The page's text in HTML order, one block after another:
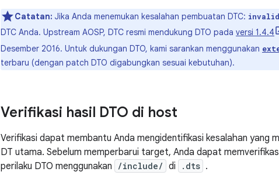
Catatan: Jika Anda menemukan kesalahan pembuatan DTC:
DTC Anda. Upstream AOSP, DTC resmi mendukung DTO pada versi 1.4.4
Desember 2016. Untuk dukungan DTO, kami sarankan menggunakan
terbaru (dengan patch DTO digabungkan sesuai kebutuhan).
Verifikasi hasil DTO di host
Verifikasi dapat membantu Anda mengidentifikasi kesalahan yang
DT utama. Sebelum memperbarui target, Anda dapat
perilaku DTO menggunakan
/include/ di .dts .